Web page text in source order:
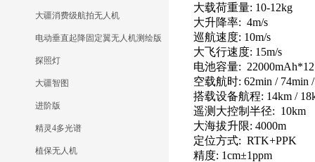
大疆消费级航拍无人机
电动垂直起降固定翼无人机测绘版
探照灯
大疆智图
进阶版
精灵4多光谱
植保无人机
大载荷重量: 10-12kg
大升降率: 4m/s
巡航速度: 10m/s
大飞行速度: 15m/s
电池容量:
空载航时: 62min / 74min
搭载设备航程: 14km /
遥测大控制半径: 10km
大海拔升限: 4000m
定位方式: RTK+PPK
精度: 1cm±1ppm